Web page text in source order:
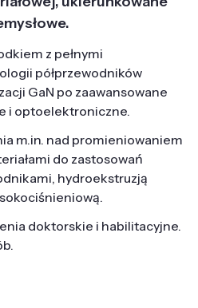
z pełnymi
półprzewodników
GaN po zaawansowane
i optoelektroniczne.
m.in. nad promieniowaniem
do zastosowań
hydroekstruzją
doktorskie i habilitacyjne.